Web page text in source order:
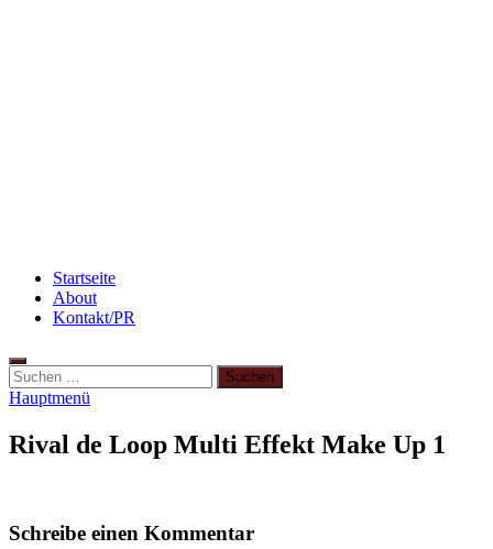
Startseite
About
Kontakt/PR
Suchen
nach:
Hauptmenü
Rival de Loop Multi Effekt Make Up 1
Schreibe einen Kommentar